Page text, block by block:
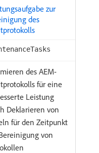
zur
des
des AEM-
für eine
Leistung
Deklarieren von
für den Zeitpunkt
von